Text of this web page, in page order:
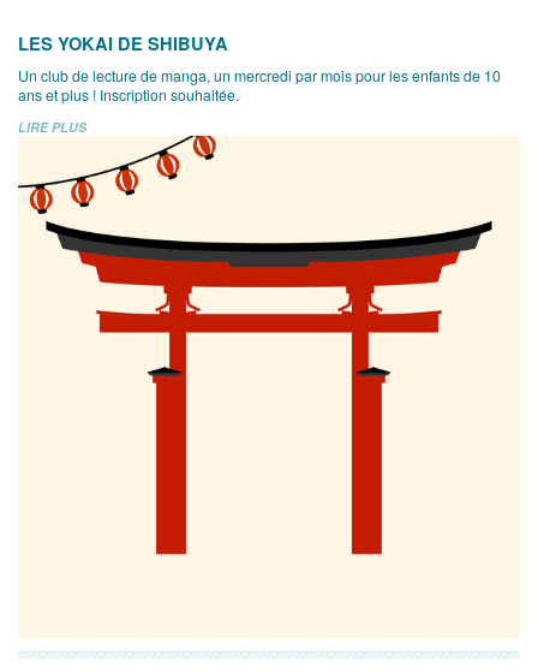
LES YOKAI DE SHIBUYA
Un club de lecture de manga, un mercredi par mois pour les enfants de 10
ans et plus ! Inscription souhaitée.
LIRE PLUS